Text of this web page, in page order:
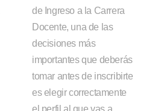
de Ingreso a la Carrera
Docente, una de las
decisiones más
importantes que deberás
tomar antes de inscribirte
es elegir correctamente
el perfil al que vas a